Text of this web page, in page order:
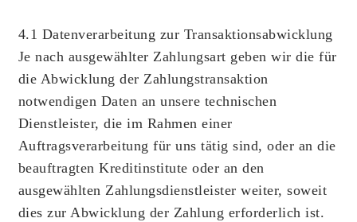
4.1 Datenverarbeitung zur Transaktionsabwicklung
Je nach ausgewählter Zahlungsart geben wir die für
die Abwicklung der Zahlungstransaktion
notwendigen Daten an unsere technischen
Dienstleister, die im Rahmen einer
Auftragsverarbeitung für uns tätig sind, oder an die
beauftragten Kreditinstitute oder an den
ausgewählten Zahlungsdienstleister weiter, soweit
dies zur Abwicklung der Zahlung erforderlich ist.